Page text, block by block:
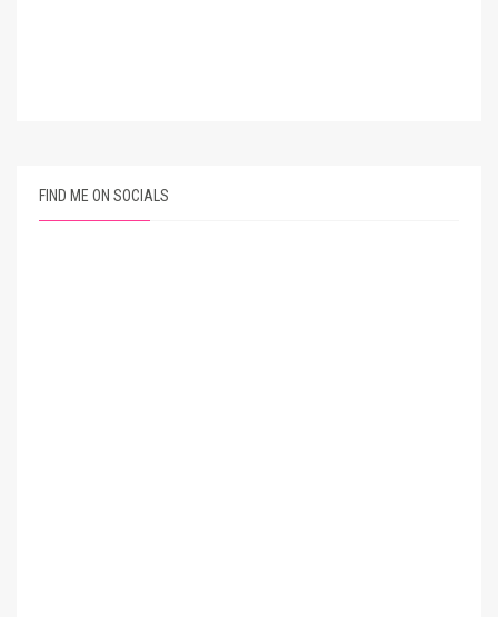
FIND ME ON SOCIALS